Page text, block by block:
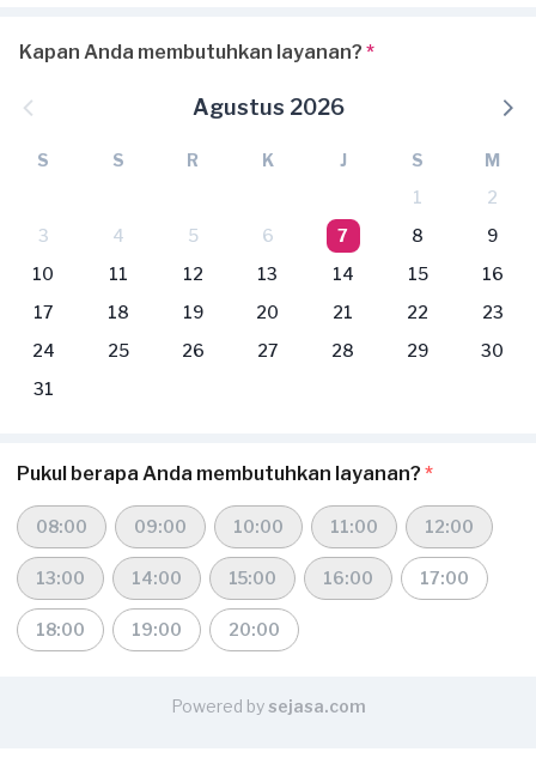
Kapan Anda membutuhkan layanan? *
Agustus 2026
S S R K J S
M
1
2
3
4 5 6 7 8
9
10
11 12 13 14 15
16
17
18 19 20 21 22
23
24
25 26 27 28 29
30
31
Pukul berapa Anda membutuhkan layanan? *
08:00 09:00 10:00 11:00 12:00
13:00 14:00 15:00 16:00 17:00
18:00 19:00 20:00
Powered bysejasa.com